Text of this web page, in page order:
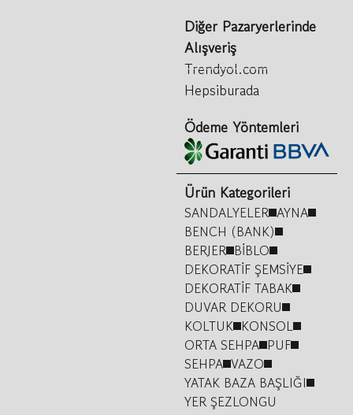
Diğer Pazaryerlerinde
Alışveriş
Trendyol.com
Hepsiburada
Ödeme Yöntemleri
Ürün Kategorileri
SANDALYELER AYNA
BENCH (BANK)
BERJER BİBLO
DEKORATİF ŞEMSİYE
DEKORATİF TABAK
DUVAR DEKORU
KOLTUK KONSOL
ORTA SEHPA PUF
SEHPA VAZO
YATAK BAZA BAŞLIĞI
YER ŞEZLONGU